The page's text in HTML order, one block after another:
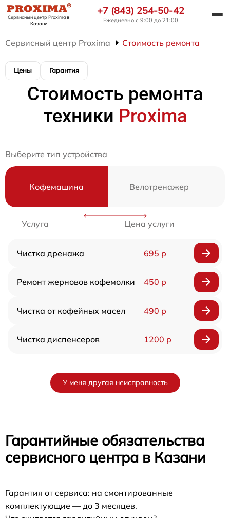
Сервисный центр Proximaв
Казани
+7 (843) 254-50-42
Ежедневно с 9:00 до 21:00
Сервисный центр Proxima Стоимость ремонта
Цены Гарантия
Стоимость ремонта
техники Proxima
Выберите тип устройства
Кофемашина Велотренажер
Услуга Цена услуги
Чистка дренажа 695 р
Ремонт жерновов кофемолки 450 р
Чистка от кофейных масел 490 р
Чистка диспенсеров 1200 р
У меня другая неисправность
Гарантийные обязательства
сервисного центра в Казани
Гарантия от сервиса: на смонтированные
комплектующие — до 3 месяцев.